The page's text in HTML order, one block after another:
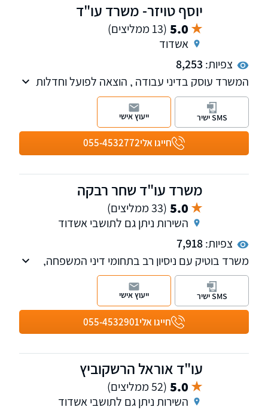
יוסף טויזר- משרד עו"ד
5.0 (13 ממליצים)
אשדוד
צפיות: 8,253
המשרד עוסק בדיני עבודה , הוצאה לפועל וחדלות
פירעון , ביטוח לאומי ונזקי גוף, דין האזרחי והמסחרי,
פינוי מושכר, ייפוי כוח מתמשך, צוואות וירושות.
חייגו אלי055-4532772
SMS ישיר ייעוץ אישי
משרד עו"ד שחר רבקה
5.0 (33 ממליצים)
השירות ניתן גם לתושבי אשדוד
צפיות:7,918
משרד בוטיק עם ניסיון רב בתחומי דיני המשפחה,
מקרקעין וההוצאה לפועל. ניסיון רב בטיפול בהליכי
גירושין מורכבים וגם בסיום בהסכמים כאשר טובת
הילדים היא עיקרון המנחה אותנו. נשמח לקבוע
עמכם פגישת ייעוץ.חייגו אלי055-4532901
SMS ישיר ייעוץ אישי
עו"ד אוראל הרשקוביץ
5.0 (52 ממליצים)
השירות ניתן גם לתושבי אשדוד